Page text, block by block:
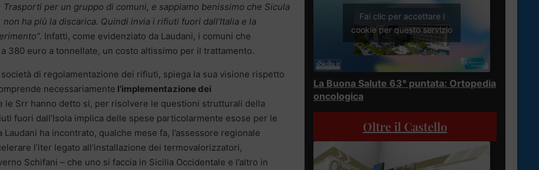
Trasporti per un gruppo di comuni, e sappiamo benissimo che Sicula
non ha più la discarica. Quindi invia i rifiuti fuori dall’Italia e la
Infatti, come evidenziato da Laudani, i comuni che
380 euro a tonnellate, un costo altissimo per il trattamento.
di regolamentazione dei rifiuti, spiega la sua visione rispetto
necessariamente l’implementazione dei
le Srr hanno detto si, per risolvere le questioni strutturali della
fuori dall’Isola implica delle spese particolarmente esose per le
ha incontrato, qualche mese fa, l’assessore regionale
l’iter legato all’installazione dei termovalorizzatori,
Schifani – che uno si faccia in Sicilia Occidentale e l’altro in
Fai clic per accettare i
cookie per questo servizio
La Buona Salute 63° puntata: Ortopedia
oncologica
Oltre il Castello